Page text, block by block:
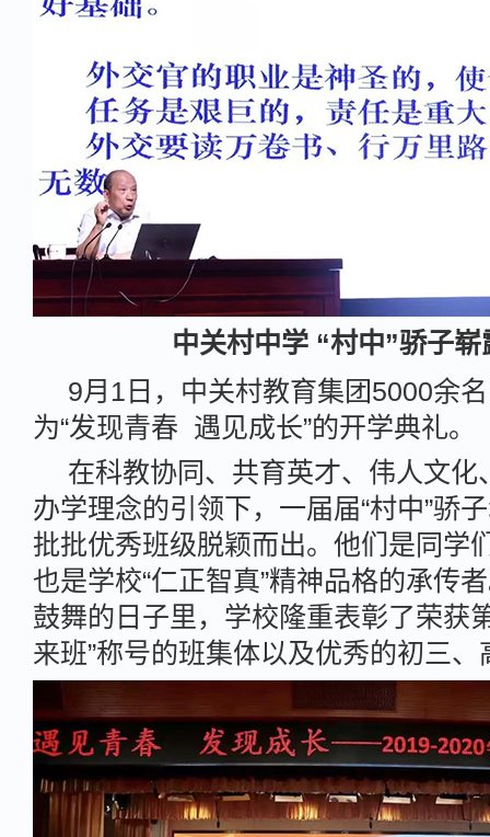
中关村中学 “村中”骄子崭
9月1日，中关村教育集团5000余
为“发现青春 遇见成长”的开学典礼。
在科教协同、共育英才、伟人文化
办学理念的引领下，一届届“村中”骄
批批优秀班级脱颖而出。他们是同学
也是学校“仁正智真”精神品格的承传
鼓舞的日子里，学校隆重表彰了荣获
来班”称号的班集体以及优秀的初三